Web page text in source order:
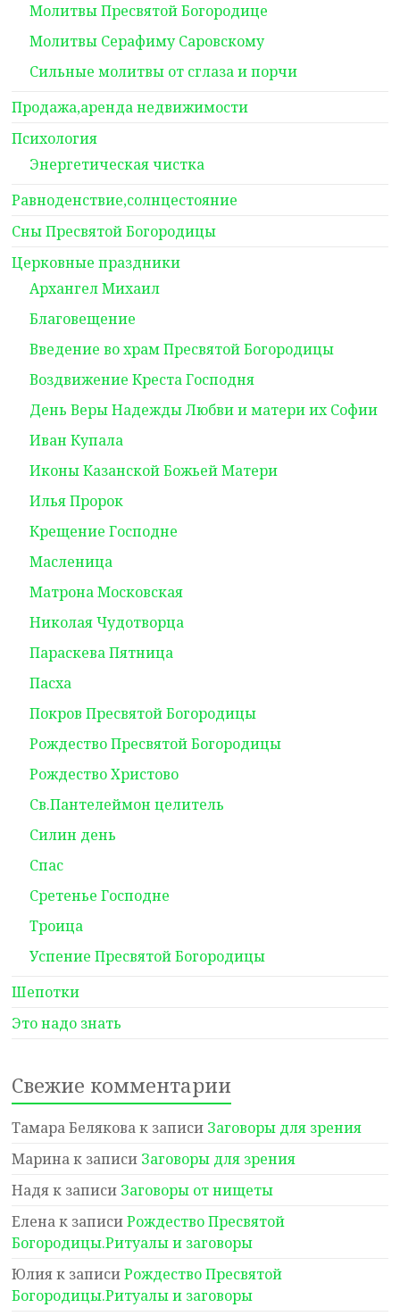
Молитвы Пресвятой Богородице
Молитвы Серафиму Саровскому
Сильные молитвы от сглаза и порчи
Продажа,аренда недвижимости
Психология
Энергетическая чистка
Равноденствие,солнцестояние
Сны Пресвятой Богородицы
Церковные праздники
Архангел Михаил
Благовещение
Введение во храм Пресвятой Богородицы
Воздвижение Креста Господня
День Веры Надежды Любви и матери их Софии
Иван Купала
Иконы Казанской Божьей Матери
Илья Пророк
Крещение Господне
Масленица
Матрона Московская
Николая Чудотворца
Параскева Пятница
Пасха
Покров Пресвятой Богородицы
Рождество Пресвятой Богородицы
Рождество Христово
Св.Пантелеймон целитель
Силин день
Спас
Сретенье Господне
Троица
Успение Пресвятой Богородицы
Шепотки
Это надо знать
Свежие комментарии
Тамара Беляковак записи Заговоры для зрения
Маринак записи Заговоры для зрения
Надяк записи Заговоры от нищеты
Еленак записиРождество Пресвятой
Богородицы.Ритуалы и заговоры
Юлияк записиРождество Пресвятой
Богородицы.Ритуалы и заговоры